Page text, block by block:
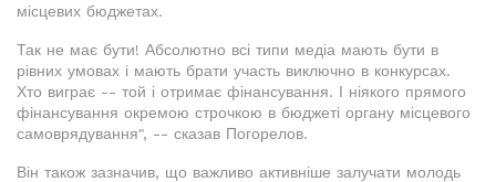
місцевих бюджетах.
Так не має бути! Абсолютно всі типи медіа мають бути в
рівних умовах і мають брати участь виключно в конкурсах.
Хто виграє -- той і отримає фінансування. І ніякого прямого
фінансування окремою строчкою в бюджеті органу місцевого
самоврядування", -- сказав Погорелов.
Він також зазначив, що важливо активніше залучати молодь